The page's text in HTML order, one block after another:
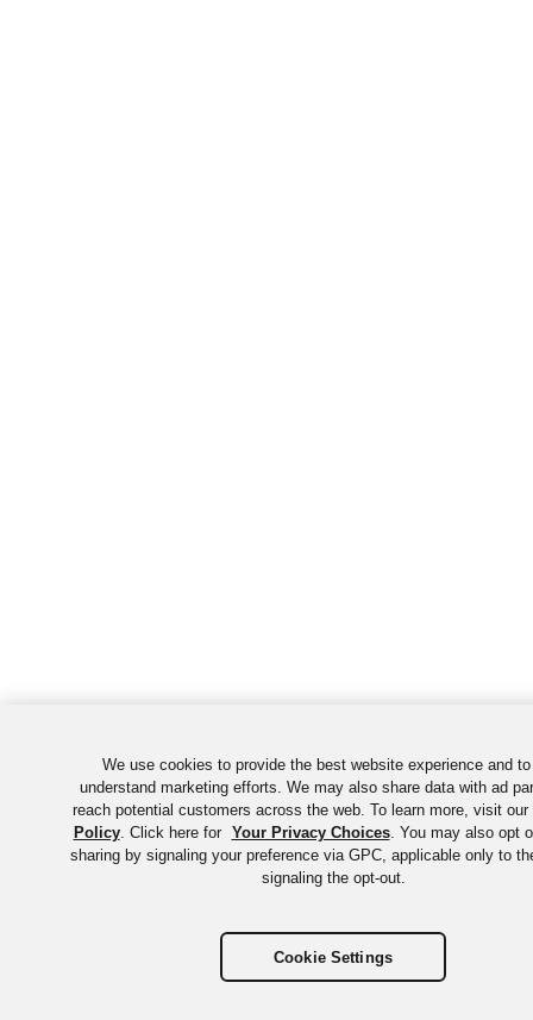
We use cookies to provide the best website experience and
understand marketing efforts. We may also share data with ad
reach potential customers across the web. To learn more, visit our
Policy. Click here for Your Privacy Choices. You may also opt
sharing by signaling your preference via GPC, applicable only to
signaling the opt-out.
Cookie Settings